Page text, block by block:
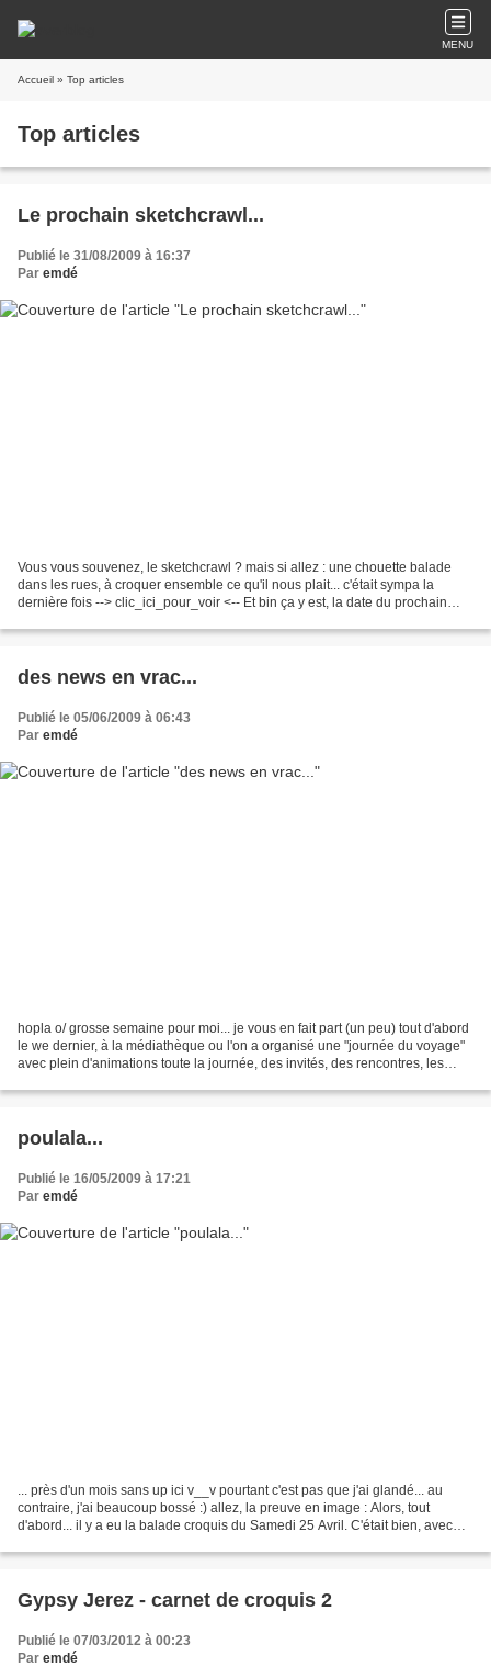
MENU
Accueil » Top articles
Top articles
Le prochain sketchcrawl...
Publié le 31/08/2009 à 16:37
Par emdé
Vous vous souvenez, le sketchcrawl ? mais si allez : une chouette balade
dans les rues, à croquer ensemble ce qu'il nous plait... c'était sympa la
dernière fois --> clic_ici_pour_voir <-- Et bin ça y est, la date du prochain
des news en vrac...
Publié le 05/06/2009 à 06:43
Par emdé
hopla o/ grosse semaine pour moi... je vous en fait part (un peu) tout d'abord
le we dernier, à la médiathèque ou l'on a organisé une "journée du voyage"
avec plein d'animations toute la journée, des invités, des rencontres, les
poulala...
Publié le 16/05/2009 à 17:21
Par emdé
... près d'un mois sans up ici v__v pourtant c'est pas que j'ai glandé... au
contraire, j'ai beaucoup bossé :) allez, la preuve en image : Alors, tout
d'abord... il y a eu la balade croquis du Samedi 25 Avril. C'était bien, avec
Gypsy Jerez - carnet de croquis 2
Publié le 07/03/2012 à 00:23
Par emdé